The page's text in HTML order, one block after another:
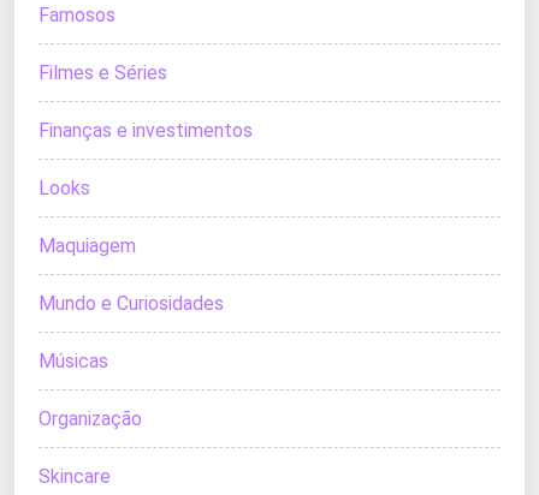
Famosos
Filmes e Séries
Finanças e investimentos
Looks
Maquiagem
Mundo e Curiosidades
Músicas
Organização
Skincare